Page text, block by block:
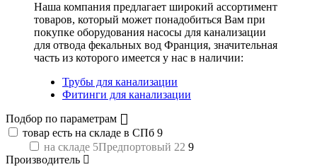
Наша компания предлагает широкий ассортимент
товаров, который может понадобиться Вам при
покупке оборудования насосы для канализации
для отвода фекальных вод Франция, значительная
часть из которого имеется у нас в наличии:
Трубы для канализации
Фитинги для канализации
Подбор по параметрам
товар есть на складе в СПб 9
на складе 5Предпортовый 22 9
Производитель